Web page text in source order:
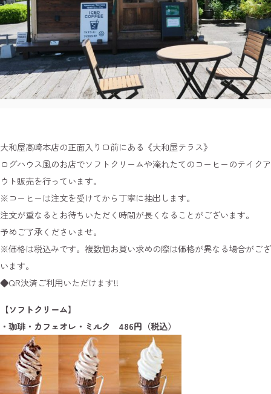
大和屋高崎本店の正面入り口前にある《大和屋テラス》
ログハウス風のお店でソフトクリームや淹れたてのコーヒーのテイクア
ウト販売を行っています。
※コーヒーは注文を受けてから丁寧に抽出します。
注文が重なるとお待ちいただく時間が長くなることがございます。
予めご了承くださいませ。
※価格は税込みです。複数個お買い求めの際は価格が異なる場合がござ
います。
◆QR決済ご利用いただけます!!
【ソフトクリーム】
・珈琲・カフェオレ・ミルク 486円（税込）